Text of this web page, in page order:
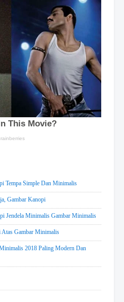
Tempa Simple Dan Minimalis
Gambar Kanopi
Jendela Minimalis Gambar Minimalis
Gambar Minimalis
2018 Paling Modern Dan